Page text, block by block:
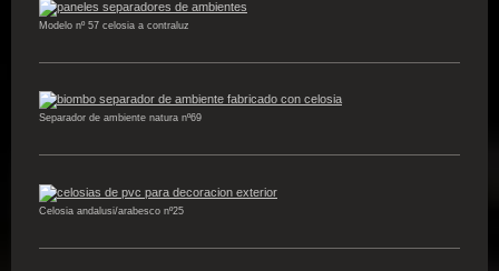
Modelo nº 57 celosia a contraluz
Separador de ambiente natura nº69
Celosia andalusi/arabesco nº25